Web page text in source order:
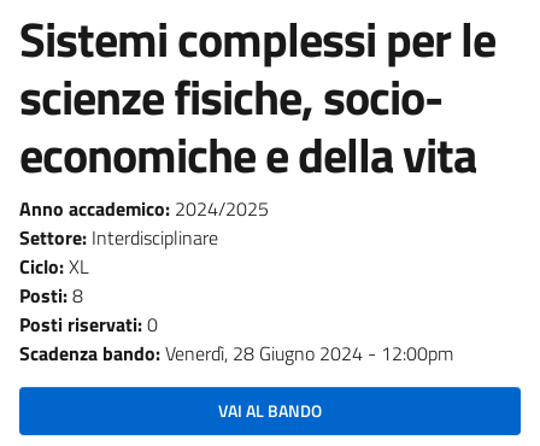
Sistemi complessi per le
scienze fisiche, socio-
economiche e della vita
Anno accademico: 2024/2025
Settore: Interdisciplinare
Ciclo:XL
Posti:8
Posti riservati:0
Scadenza bando:Venerdì, 28 Giugno 2024 - 12:00pm
VAI AL BANDO